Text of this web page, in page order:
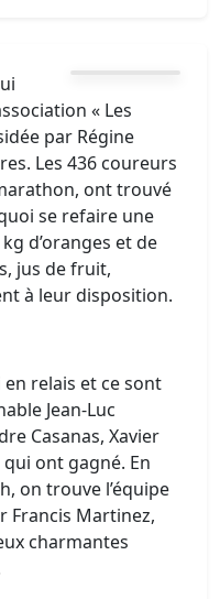
« Les
par Régine
Les 436 coureurs
ont trouvé
se refaire une
d’oranges et de
jus de fruit,
à leur disposition.
relais et ce sont
Jean-Luc
Casanas, Xavier
ont gagné. En
on trouve l’équipe
Francis Martinez,
charmantes